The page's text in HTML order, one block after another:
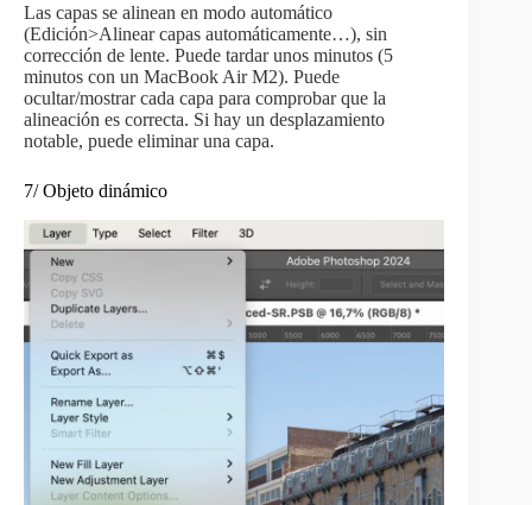
Las capas se alinean en modo automático
(Edición>Alinear capas automáticamente…), sin
corrección de lente. Puede tardar unos minutos (5
minutos con un MacBook Air M2). Puede
ocultar/mostrar cada capa para comprobar que la
alineación es correcta. Si hay un desplazamiento
notable, puede eliminar una capa.
7/ Objeto dinámico